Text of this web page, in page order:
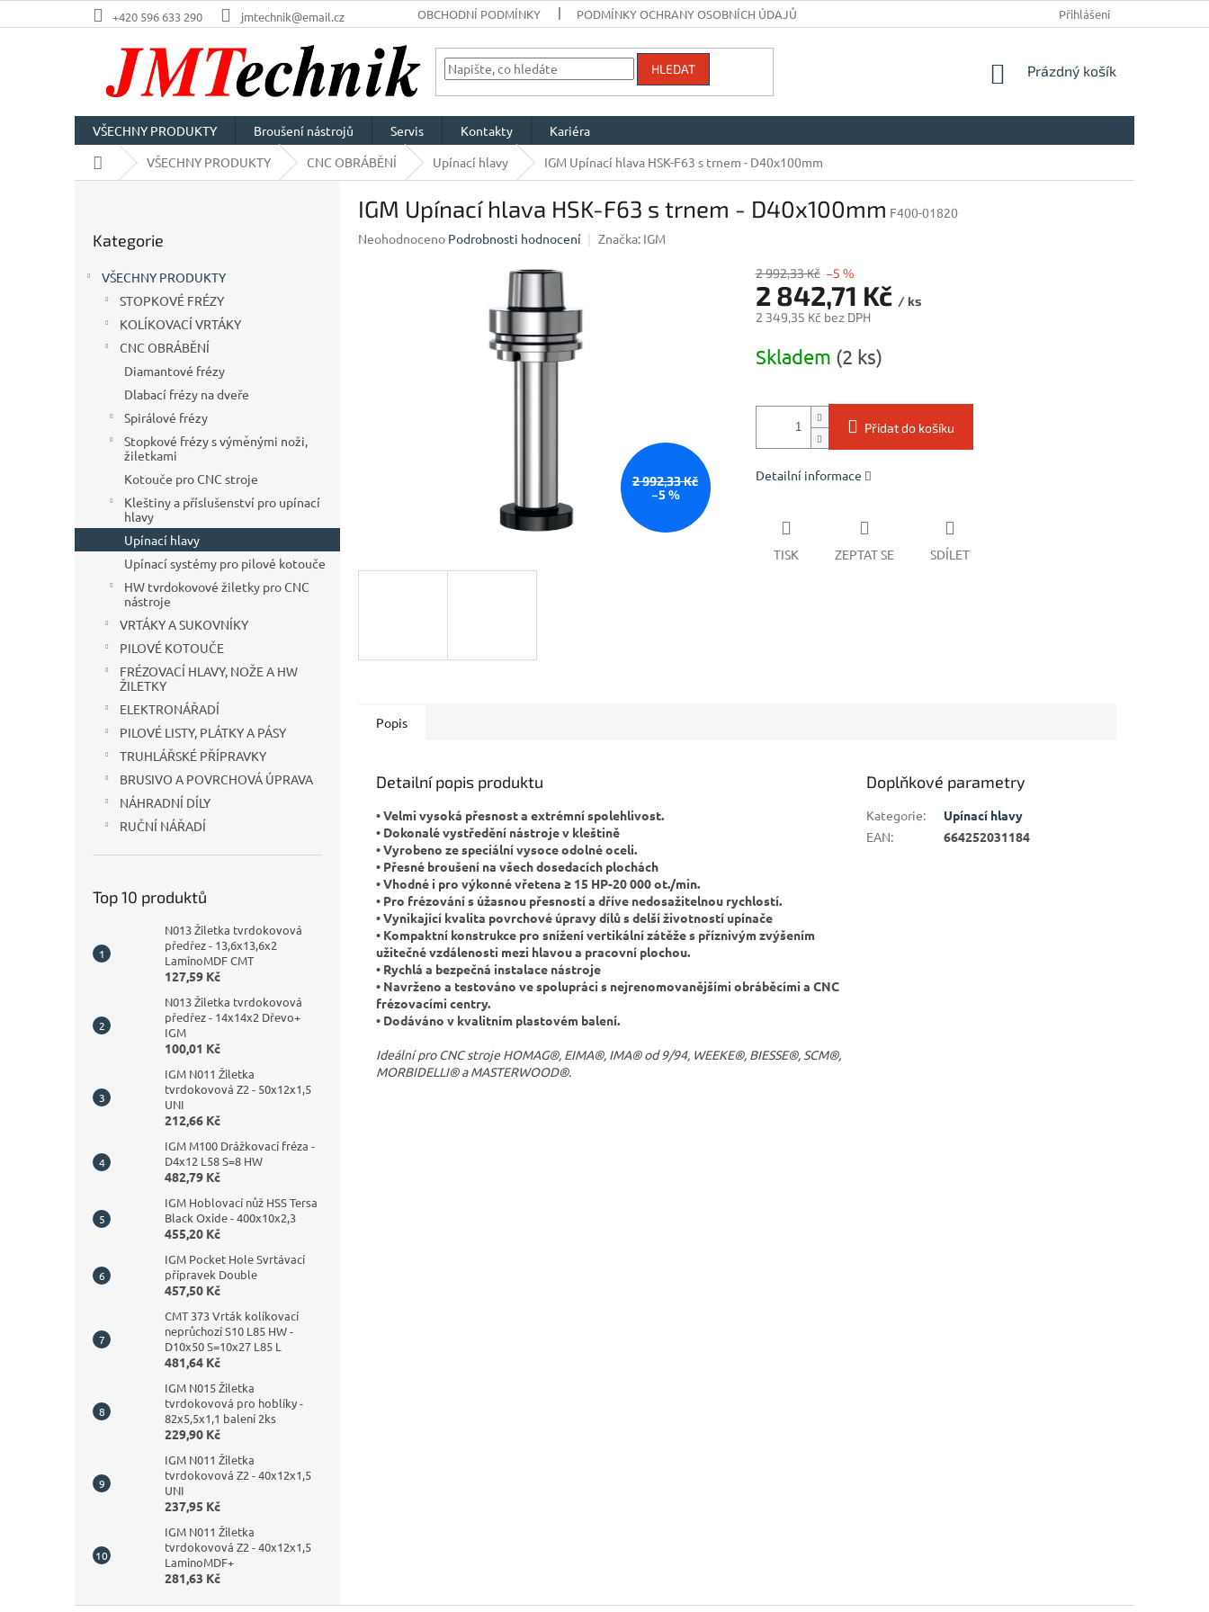
na
+420 596 633 290 jmtechnik@email.cz OBCHODNÍ PODMÍNKY PODMÍNKY OCHRANY OSOBNÍCH ÚDAJŮ Přihlášení
HLEDAT
NÁKUPNÍ
Prázdný košík
VŠECHNY PRODUKTY Broušení nástrojů Servis Kontakty
Kariéra
Domů VŠECHNY PRODUKTY CNC OBRÁBĚNÍ Upínací hlavy IGM Upínací hlava HSK-F63 s trnem - D40x100mm
kategorie
Kategorie
VŠECHNY PRODUKTY
STOPKOVÉ FRÉZY
KOLÍKOVACÍ VRTÁKY
CNC OBRÁBĚNÍ
Diamantové frézy
Dlabací frézy na dveře
Spirálové frézy
Stopkové frézy s výměnými noži,
žiletkami
Kotouče pro CNC stroje
Kleštiny a příslušenství pro upínací
hlavy
Upínací hlavy
Upínací systémy pro pilové kotouče
HW tvrdokovové žiletky pro CNC
nástroje
VRTÁKY A SUKOVNÍKY
PILOVÉ KOTOUČE
FRÉZOVACÍ HLAVY, NOŽE A HW
ŽILETKY
ELEKTRONÁŘADÍ
PILOVÉ LISTY, PLÁTKY A PÁSY
TRUHLÁŘSKÉ PŘÍPRAVKY
BRUSIVO A POVRCHOVÁ ÚPRAVA
NÁHRADNÍ DÍLY
RUČNÍ NÁŘADÍ
Top 10 produktů
N013 Žiletka tvrdokovová
předřez - 13,6x13,6x2
LaminoMDF CMT
127,59 Kč
N013 Žiletka tvrdokovová
předřez - 14x14x2 Dřevo+
IGM
100,01 Kč
IGM N011 Žiletka
tvrdokovová Z2 - 50x12x1,5
UNI
212,66 Kč
IGM M100 Drážkovací fréza -
D4x12 L58 S=8 HW
482,79 Kč
IGM Hoblovací nůž HSS Tersa
Black Oxide - 400x10x2,3
455,20 Kč
IGM Pocket Hole Svrtávací
přípravek Double
457,50 Kč
CMT 373 Vrták kolíkovací
neprůchozí S10 L85 HW -
D10x50 S=10x27 L85 L
481,64 Kč
IGM N015 Žiletka
tvrdokovová pro hoblíky -
82x5,5x1,1 balení 2ks
229,90 Kč
IGM N011 Žiletka
tvrdokovová Z2 - 40x12x1,5
UNI
237,95 Kč
IGM N011 Žiletka
tvrdokovová Z2 - 40x12x1,5
LaminoMDF+
281,63 Kč
IGM Upínací hlava HSK-F63 s trnem - D40x100mm F400-01820
Průměrné
Neohodnoceno Podrobnosti hodnocení Značka: IGM
2 992,33 Kč
–5 %
2 992,33 Kč –5 %
2 842,71 Kč / ks
2 349,35 Kč bez DPH
cena:
Skladem (2 ks)
Přidat do košíku
Detailní informace
TISK ZEPTAT SE SDÍLET
Popis
Detailní popis produktu
• Velmi vysoká přesnost a extrémní spolehlivost.
• Dokonalé vystředění nástroje v kleštině
• Vyrobeno ze speciální vysoce odolné oceli.
• Přesné broušení na všech dosedacích plochách
• Vhodné i pro výkonné vřetena ≥ 15 HP-20 000 ot./min.
• Pro frézování s úžasnou přesností a dříve nedosažitelnou rychlostí.
• Vynikající kvalita povrchové úpravy dílů s delší životností upínače
• Kompaktní konstrukce pro snížení vertikální zátěže s příznivým zvýšením
užitečné vzdálenosti mezi hlavou a pracovní plochou.
• Rychlá a bezpečná instalace nástroje
• Navrženo a testováno ve spolupráci s nejrenomovanějšími obráběcími a CNC
frézovacími centry.
• Dodáváno v kvalitním plastovém balení.
Ideální pro CNC stroje HOMAG®, EIMA®, IMA® od 9/94, WEEKE®, BIESSE®, SCM®,
MORBIDELLI® a MASTERWOOD®.
Doplňkové parametry
Kategorie:
Upínací hlavy
EAN: 664252031184